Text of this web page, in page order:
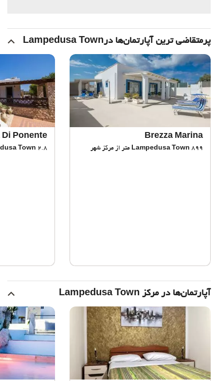
پرمتقاضی ترین آپارتمان‌‌ها درLampedusa Town
Brezza Marina
Lampedusa Town 899 متر از مرکز شهر
Di Ponente
Town 2.8 کیلومتر از مرکز شهر
آپارتمان‌ها در مرکز Lampedusa Town